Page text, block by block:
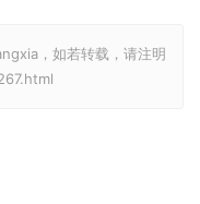
，如若转载，请注明